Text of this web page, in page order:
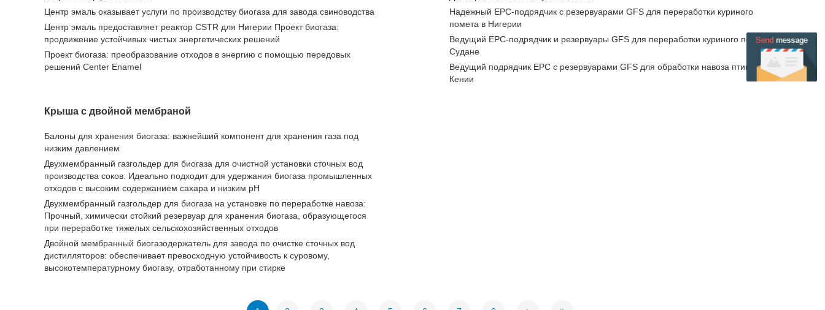
Центр эмаль оказывает услуги по производству биогаза для завода свиноводства
Центр эмаль предоставляет реактор CSTR для Нигерии Проект биогаза:
продвижение устойчивых чистых энергетических решений
Проект биогаза: преобразование отходов в энергию с помощью передовых
решений Center Enamel
Надежный EPC-подрядчик с резервуарами GFS для переработки куриного
помета в Нигерии
Ведущий EPC-подрядчик и резервуары GFS для переработки куриного помета в
Судане
Ведущий подрядчик EPC с резервуарами GFS для обработки навоза птицы в
Кении
Крыша с двойной мембраной
Балоны для хранения биогаза: важнейший компонент для хранения газа под
низким давлением
Двухмембранный газгольдер для биогаза для очистной установки сточных вод
производства соков: Идеально подходит для удержания биогаза промышленных
отходов с высоким содержанием сахара и низким pH
Двухмембранный газгольдер для биогаза на установке по переработке навоза:
Прочный, химически стойкий резервуар для хранения биогаза, образующегося
при переработке тяжелых сельскохозяйственных отходов
Двойной мембранный биогазодержатель для завода по очистке сточных вод
дистилляторов: обеспечивает превосходную устойчивость к суровому,
высокотемпературному биогазу, отработанному при стирке